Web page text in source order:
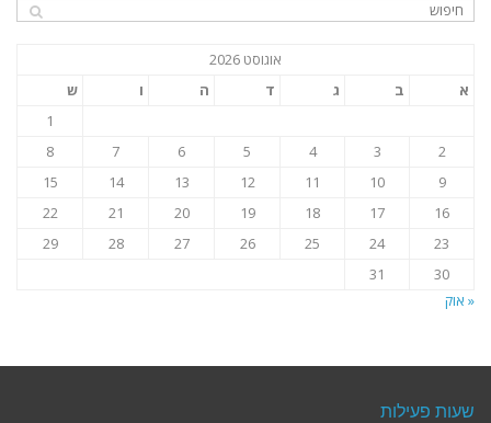
אוגוסט 2026
א
ב ג ד ה ו
ש
1
2
3
4
5
6
7
8
9
10
11
12
13
14
15
16
17
18
19
20
21
22
23
24
25
26
27
28
29
30
31
« אוק
שעות פעילות